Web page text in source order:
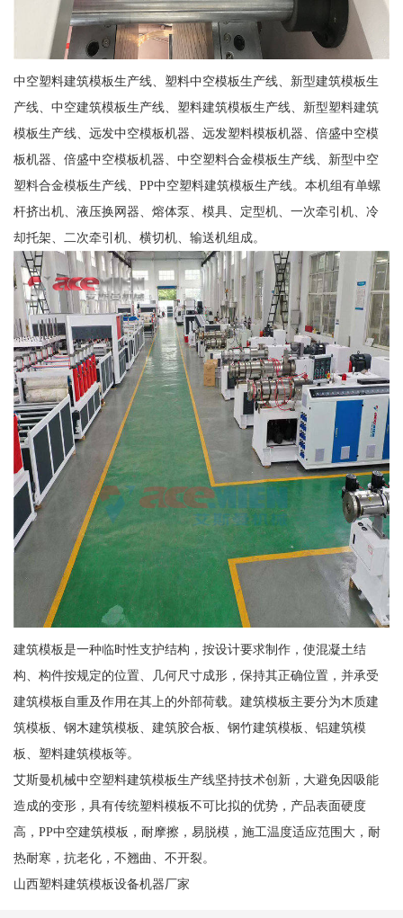
中空塑料建筑模板生产线、塑料中空模板生产线、新型建筑模板生
产线、中空建筑模板生产线、塑料建筑模板生产线、新型塑料建筑
模板生产线、远发中空模板机器、远发塑料模板机器、倍盛中空模
板机器、倍盛中空模板机器、中空塑料合金模板生产线、新型中空
塑料合金模板生产线、PP中空塑料建筑模板生产线。本机组有单螺
杆挤出机、液压换网器、熔体泵、模具、定型机、一次牵引机、冷
却托架、二次牵引机、横切机、输送机组成。
建筑模板是一种临时性支护结构，按设计要求制作，使混凝土结
构、构件按规定的位置、几何尺寸成形，保持其正确位置，并承受
建筑模板自重及作用在其上的外部荷载。建筑模板主要分为木质建
筑模板、钢木建筑模板、建筑胶合板、钢竹建筑模板、铝建筑模
板、塑料建筑模板等。
艾斯曼机械中空塑料建筑模板生产线坚持技术创新，大避免因吸能
造成的变形，具有传统塑料模板不可比拟的优势，产品表面硬度
高，PP中空建筑模板，耐摩擦，易脱模，施工温度适应范围大，耐
热耐寒，抗老化，不翘曲、不开裂。
山西塑料建筑模板设备机器厂家